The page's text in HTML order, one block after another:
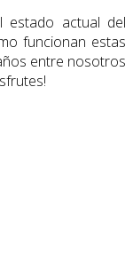
estado actual del
funcionan estas
entre nosotros